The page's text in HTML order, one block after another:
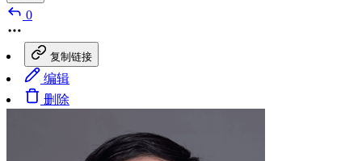
0
复制链接
编辑
删除